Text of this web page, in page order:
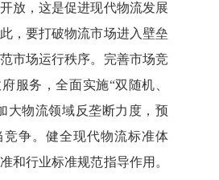
放，这是促进现代物流发展
，要打破物流市场进入壁垒
市场运行秩序。完善市场竞
服务，全面实施“双随机、
大物流领域反垄断力度，预
竞争。健全现代物流标准体
和行业标准规范指导作用。